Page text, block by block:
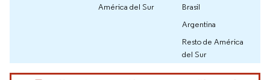
América del Sur
Brasil
Argentina
Resto de América
del Sur